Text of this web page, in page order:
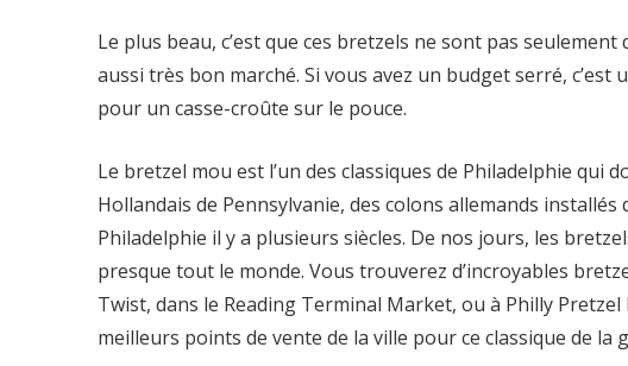
Le plus beau, c’est que ces bretzels ne sont pas seulement
aussi très bon marché. Si vous avez un budget serré, c’est
pour un casse-croûte sur le pouce.
Le bretzel mou est l’un des classiques de Philadelphie qui
Hollandais de Pennsylvanie, des colons allemands installés
Philadelphie il y a plusieurs siècles. De nos jours, les
presque tout le monde. Vous trouverez d’incroyables
Twist, dans le Reading Terminal Market, ou à Philly Pretzel
meilleurs points de vente de la ville pour ce classique de la